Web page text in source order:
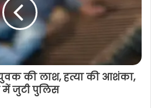
युवक की लाश, हत्या की आशंका,
जुटी पुलिस